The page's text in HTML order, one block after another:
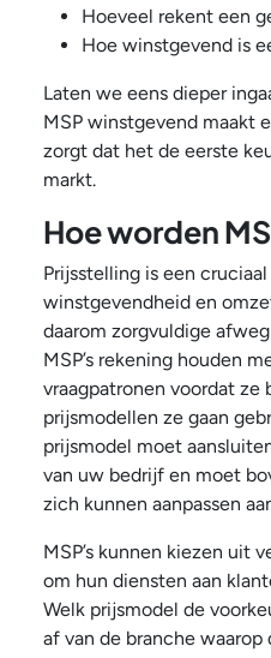
Hoeveel rekent een
Hoe winstgevend is
Laten we eens dieper
MSP winstgevend maakt
zorgt dat het de eerste
markt.
Hoe worden
Prijsstelling is een
winstgevendheid en
daarom zorgvuldige
MSP’s rekening houden
vraagpatronen voordat ze
prijsmodellen ze gaan
prijsmodel moet
van uw bedrijf en moet
zich kunnen aanpassen
MSP’s kunnen kiezen uit
om hun diensten aan
Welk prijsmodel de
af van de branche